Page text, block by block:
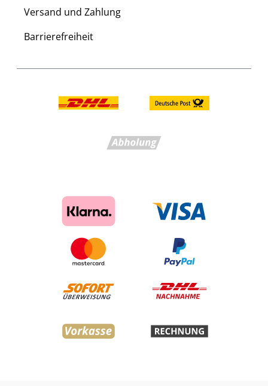
Versand und Zahlung
Barrierefreiheit